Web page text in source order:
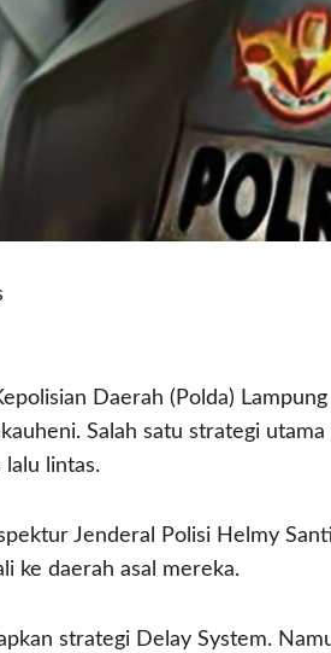
Daerah (Polda)
Salah satu strategi
lintas.
Jenderal Polisi Helmy
ke daerah asal mereka.
strategi Delay System.